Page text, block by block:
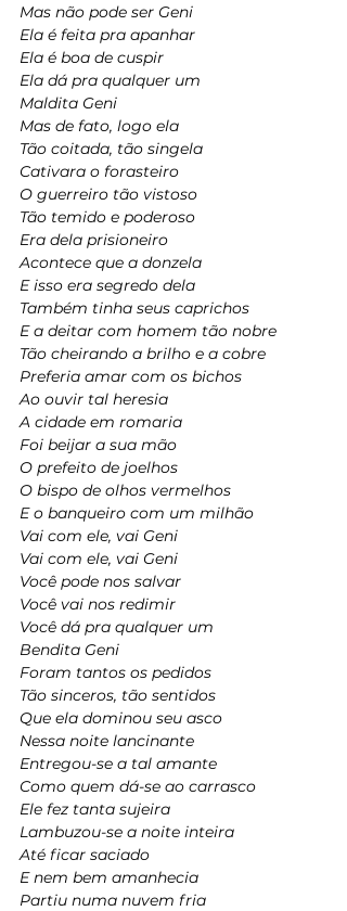
Mas não pode ser Geni
Ela é feita pra apanhar
Ela é boa de cuspir
Ela dá pra qualquer um
Maldita Geni
Mas de fato, logo ela
Tão coitada, tão singela
Cativara o forasteiro
O guerreiro tão vistoso
Tão temido e poderoso
Era dela prisioneiro
Acontece que a donzela
E isso era segredo dela
Também tinha seus caprichos
E a deitar com homem tão nobre
Tão cheirando a brilho e a cobre
Preferia amar com os bichos
Ao ouvir tal heresia
A cidade em romaria
Foi beijar a sua mão
O prefeito de joelhos
O bispo de olhos vermelhos
E o banqueiro com um milhão
Vai com ele, vai Geni
Vai com ele, vai Geni
Você pode nos salvar
Você vai nos redimir
Você dá pra qualquer um
Bendita Geni
Foram tantos os pedidos
Tão sinceros, tão sentidos
Que ela dominou seu asco
Nessa noite lancinante
Entregou-se a tal amante
Como quem dá-se ao carrasco
Ele fez tanta sujeira
Lambuzou-se a noite inteira
Até ficar saciado
E nem bem amanhecia
Partiu numa nuvem fria